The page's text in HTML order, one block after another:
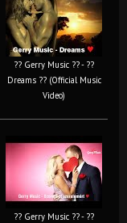
?? Gerry Music ?? - ??
Dreams ?? (Official Music
Video)
?? Gerry Music ?? - ??